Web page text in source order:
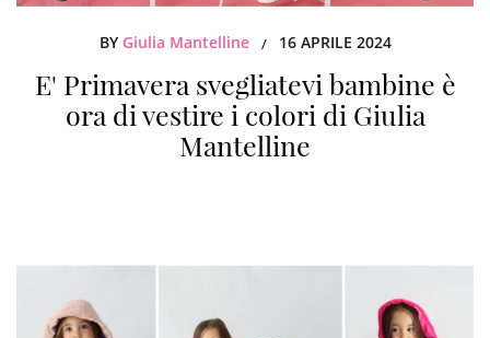
BY Giulia Mantelline / 16 APRILE 2024
E' Primavera svegliatevi bambine è
ora di vestire i colori di Giulia
Mantelline